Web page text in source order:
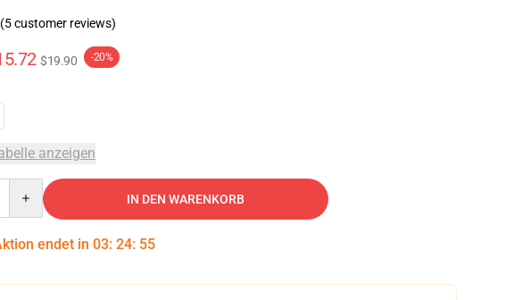
(5 customer reviews)
$19.90 -20%
anzeigen
IN DEN WARENKORB
endet in 03: 24: 54